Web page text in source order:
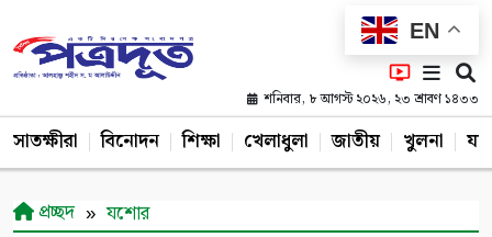
EN
শনিবার, ৮ আগস্ট ২০২৬, ২৩ শ্রাবণ ১৪৩৩
সাতক্ষীরা বিনোদন শিক্ষা খেলাধুলা জাতীয় খুলনা
প্রচ্ছদ যশোর